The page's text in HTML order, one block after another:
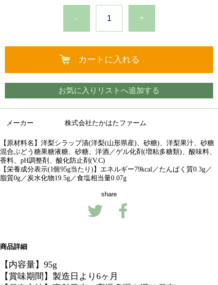
- +
カートに入れる
お気に入りリストへ追加する
メーカー 株式会社たかはたファーム
【原材料名】洋梨シラップ漬(洋梨(山形県産)、砂糖)、洋梨果汁、砂糖
混合ぶどう糖果糖液糖、砂糖、洋酒／ゲル化剤(増粘多糖類)、酸味料、
香料、pH調整剤、酸化防止剤(V.C)
【栄養成分表示(1個95g当たり)】エネルギー79kcal／たんぱく質0.3g／
脂質0g／炭水化物19.5g／食塩相当量0.07g
share
商品詳細
【内容量】95g
【賞味期間】製造日より6ヶ月